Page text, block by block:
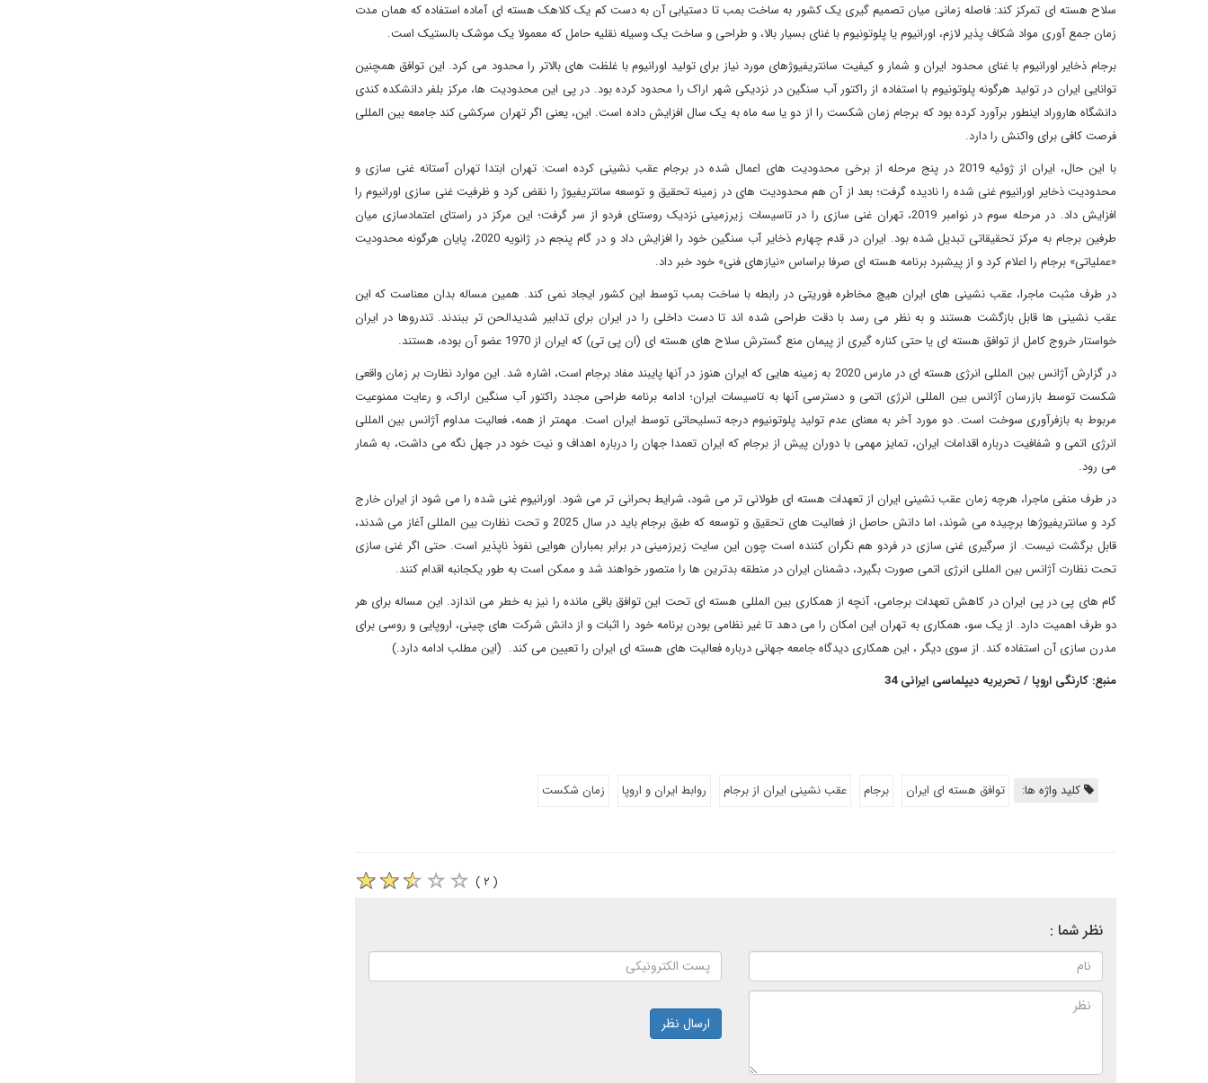
سلاح هسته ای تمرکز کند: فاصله زمانی میان تصمیم گیری یک کشور به ساخت بمب تا دستیابی آن به دست کم یک کلاهک هسته ای آماده استفاده که همان مدت
زمان جمع آوری مواد شکاف پذیر لازم، اورانیوم یا پلوتونیوم با غنای بسیار بالا، و طراحی و ساخت یک وسیله نقلیه حامل که معمولا یک موشک بالستیک است.
برجام ذخایر اورانیوم با غنای محدود ایران و شمار و کیفیت سانتریفیوژهای مورد نیاز برای تولید اورانیوم با غلظت های بالاتر را محدود می کرد. این توافق همچنین
توانایی ایران در تولید هرگونه پلوتونیوم با استفاده از راکتور آب سنگین در نزدیکی شهر اراک را محدود کرده بود. در پی این محدودیت ها، مرکز بلفر دانشکده کندی
دانشگاه هاروراد اینطور برآورد کرده بود که برجام زمان شکست را از دو یا سه ماه به یک سال افزایش داده است. این، یعنی اگر تهران سرکشی کند جامعه بین المللی
فرصت کافی برای واکنش را دارد.
با این حال، ایران از ژوئیه 2019 در پنج مرحله از برخی محدودیت های اعمال شده در برجام عقب نشینی کرده است: تهران ابتدا تهران آستانه غنی سازی و
محدودیت ذخایر اورانیوم غنی شده را نادیده گرفت؛ بعد از آن هم محدودیت های در زمینه تحقیق و توسعه سانتریفیوژ را نقض کرد و ظرفیت غنی سازی اورانیوم را
افزایش داد. در مرحله سوم در نوامبر 2019، تهران غنی سازی را در تاسیسات زیرزمینی نزدیک روستای فردو از سر گرفت؛ این مرکز در راستای اعتمادسازی میان
طرفین برجام به مرکز تحقیقاتی تبدیل شده بود. ایران در قدم چهارم ذخایر آب سنگین خود را افزایش داد و در گام پنجم در ژانویه 2020، پایان هرگونه محدودیت
«عملیاتی» برجام را اعلام کرد و از پیشبرد برنامه هسته ای صرفا براساس «نیازهای فنی» خود خبر داد.
در طرف مثبت ماجرا، عقب نشینی های ایران هیچ مخاطره فوریتی در رابطه با ساخت بمب توسط این کشور ایجاد نمی کند. همین مساله بدان معناست که این
عقب نشینی ها قابل بازگشت هستند و به نظر می رسد با دقت طراحی شده اند تا دست داخلی را در ایران برای تدابیر شدیدالحن تر ببندند. تندروها در ایران
خواستار خروج کامل از توافق هسته ای یا حتی کناره گیری از پیمان منع گسترش سلاح های هسته ای (ان پی تی) که ایران از 1970 عضو آن بوده، هستند.
در گزارش آژانس بین المللی انرژی هسته ای در مارس 2020 به زمینه هایی که ایران هنوز در آنها پایبند مفاد برجام است، اشاره شد. این موارد نظارت بر زمان واقعی
شکست توسط بازرسان آژانس بین المللی انرژی اتمی و دسترسی آنها به تاسیسات ایران؛ ادامه برنامه طراحی مجدد راکتور آب سنگین اراک، و رعایت ممنوعیت
مربوط به بازفرآوری سوخت است. دو مورد آخر به معنای عدم تولید پلوتونیوم درجه تسلیحاتی توسط ایران است. مهمتر از همه، فعالیت مداوم آژانس بین المللی
انرژی اتمی و شفافیت درباره اقدامات ایران، تمایز مهمی با دوران پیش از برجام که ایران تعمدا جهان را درباره اهداف و نیت خود در جهل نگه می داشت، به شمار
می رود.
در طرف منفی ماجرا، هرچه زمان عقب نشینی ایران از تعهدات هسته ای طولانی تر می شود، شرایط بحرانی تر می شود. اورانیوم غنی شده را می شود از ایران خارج
کرد و سانتریفیوژها برچیده می شوند، اما دانش حاصل از فعالیت های تحقیق و توسعه که طبق برجام باید در سال 2025 و تحت نظارت بین المللی آغاز می شدند،
قابل برگشت نیست. از سرگیری غنی سازی در فردو هم نگران کننده است چون این سایت زیرزمینی در برابر بمباران هوایی نفوذ ناپذیر است. حتی اگر غنی سازی
تحت نظارت آژانس بین المللی انرژی اتمی صورت بگیرد، دشمنان ایران در منطقه بدترین ها را متصور خواهند شد و ممکن است به طور یکجانبه اقدام کنند.
گام های پی در پی ایران در کاهش تعهدات برجامی، آنچه از همکاری بین المللی هسته ای تحت این توافق باقی مانده را نیز به خطر می اندازد. این مساله برای هر
دو طرف اهمیت دارد. از یک سو، همکاری به تهران این امکان را می دهد تا غیر نظامی بودن برنامه خود را اثبات و از دانش شرکت های چینی، اروپایی و روسی برای
مدرن سازی آن استفاده کند. از سوی دیگر ، این همکاری دیدگاه جامعه جهانی درباره فعالیت های هسته ای ایران را تعیین می کند. (این مطلب ادامه دارد.)
منبع: کارنگی اروپا / تحریریه دیپلماسی ایرانی 34
کلید واژه ها: توافق هسته ای ایران برجام عقب نشینی ایران از برجام روابط ایران و اروپا زمان شکست
( ۲ )
نظر شما :
ارسال نظر